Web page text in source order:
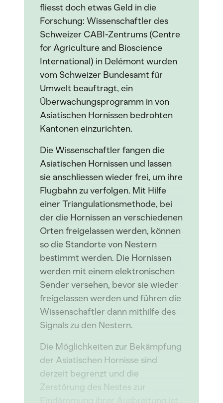
fliesst doch etwas Geld in die
Forschung: Wissenschaftler des
Schweizer CABI-Zentrums (Centre
for Agriculture and Bioscience
International) in Delémont wurden
vom Schweizer Bundesamt für
Umwelt beauftragt, ein
Überwachungsprogramm in von
Asiatischen Hornissen bedrohten
Kantonen einzurichten.
Die Wissenschaftler fangen die
Asiatischen Hornissen und lassen
sie anschliessen wieder frei, um ihre
Flugbahn zu verfolgen. Mit Hilfe
einer Triangulationsmethode, bei
der die Hornissen an verschiedenen
Orten freigelassen werden, können
so die Standorte von Nestern
bestimmt werden. Die Hornissen
werden mit einem elektronischen
Sender versehen, bevor sie wieder
freigelassen werden und führen die
Wissenschaftler dann mithilfe des
Signals zu den Nestern.
Die Möglichkeiten zur Bekämpfung
der Asiatischen Hornisse sind
derzeit begrenzt und die
Zerstörung des Nestes zur